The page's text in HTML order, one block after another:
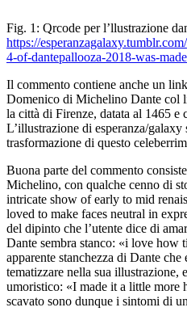
Fig. 1: Qrcode per l’llustrazione
https://
4-of-dantepallooza-2018-was-
Il commento contiene anche un link
Domenico di Michelino Dante col
la città di Firenze, datata al 1465 e
L’illustrazione di esperanza/galaxy
trasformazione di questo
Buona parte del commento
Michelino, con qualche cenno di
intricate show of early to mid
loved to make faces neutral in
del dipinto che l’utente dice di
Dante sembra stanco: «i love how
apparente stanchezza di Dante che
tematizzare nella sua illustrazione,
umoristico: «I made it a little more
scavato sono dunque i sintomi di